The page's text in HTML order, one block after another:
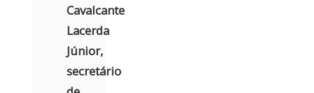
Cavalcante
Lacerda
Júnior,
secretário